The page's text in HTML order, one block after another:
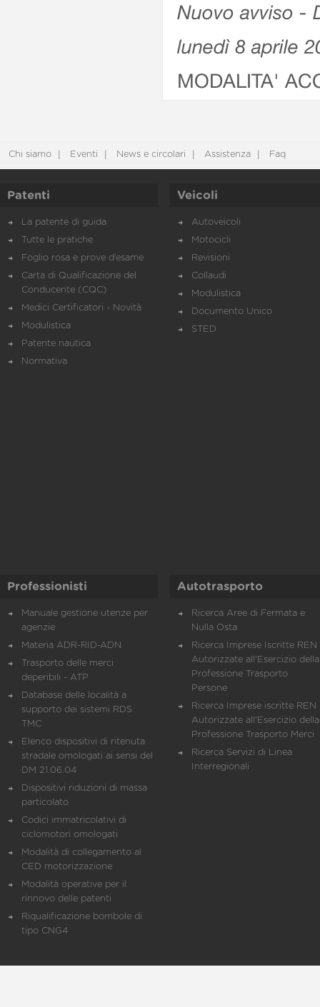
Nuovo avviso -
lunedì 8 aprile
MODALITA'
Chi siamo Eventi News e circolari Assistenza Faq
Patenti
La patente di guida
Tutte le pratiche
Foglio rosa e prove d’esame
Carta di Qualificazione del
Conducente (CQC)
Medici Certificatori - Novità
Modulistica
Patente nautica
Normativa
Veicoli
Autoveicoli
Motocicli
Revisioni
Collaudi
Modulistica
Documento Unico
STED
Professionisti
Manuale gestione utenze per
agenzie
Materia ADR-RID-ADN
Trasporto delle merci
deperibili - ATP
Database delle località a
supporto dei sistemi RDS
TMC
Elenco dispositivi di ritenuta
stradale omologati ai sensi del
DM 21.06.04
Dispositivi riduzioni di massa
particolato
Codici immatricolativi di
ciclomotori omologati
Modalità di collegamento al
CED motorizzazione
Modalità operative per il
rinnovo delle patenti
Riqualificazione bombole di
tipo CNG4
Autotrasporto
Ricerca Aree di Fermata e
Nulla Osta
Ricerca Imprese Iscritte REN
Autorizzate all'Esercizio della
Professione Trasporto
Persone
Ricerca Imprese iscritte REN
Autorizzate all'Esercizio della
Professione Trasporto Merci
Ricerca Servizi di Linea
Interregionali